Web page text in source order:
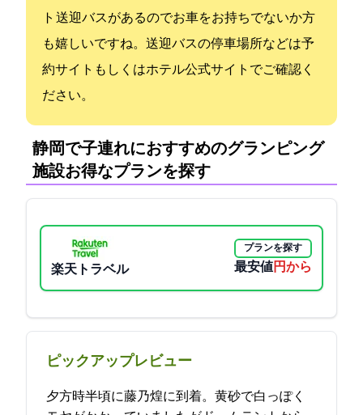
ト 送迎バスがあるのでお車をお持ちでないか方
も嬉しいですね。送迎バスの停車場所などは予
約サイトもしくはホテル公式サイトでご確認く
ださい。
静岡で子連れにおすすめのグランピング
施設:お得なプランを探す
楽天トラベル
プランを探す
最安値16500円から
ピックアップレビュー
夕方4時半頃に藤乃煌に到着。黄砂で白っぽく